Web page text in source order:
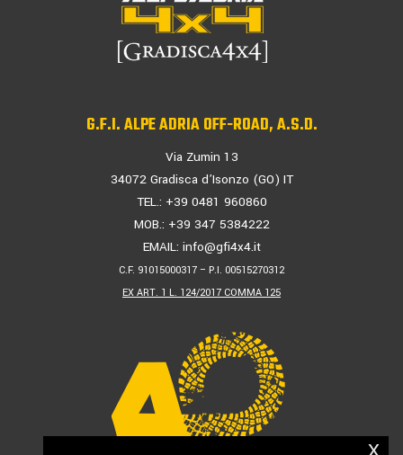
G.F.I. ALPE ADRIA OFF-ROAD, A.S.D.
Via Zumin 13
34072 Gradisca d’Isonzo (GO) IT
TEL.: +39 0481 960860
MOB.: +39 347 5384222
EMAIL: info@gfi4x4.it
C.F. 91015000317 – P.I. 00515270312
EX ART. 1 L. 124/2017 COMMA 125
x